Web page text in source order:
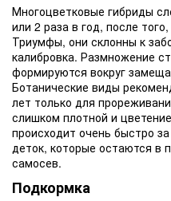
Многоцветковые гибриды
или 2 раза в год, после
Триумфы, они склонны к
калибровка. Размножение
формируются вокруг
Ботанические виды
лет только для
слишком плотной и
происходит очень быстро
деток, которые остаются в
самосев.
Подкормка